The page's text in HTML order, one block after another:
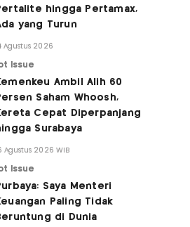
hingga Pertamax,
yang Turun
Agustus 2026
Issue
Ambil Alih 60
Saham Whoosh,
Cepat Diperpanjang
Surabaya
Agustus 2026 WIB
Issue
Saya Menteri
Paling Tidak
di Dunia